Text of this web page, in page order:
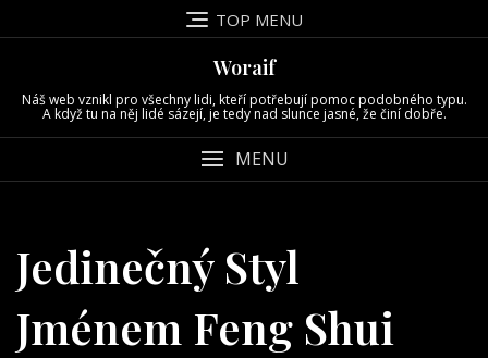
to
TOP MENU
Woraif
Náš web vznikl pro všechny lidi, kteří potřebují pomoc podobného typu.
A když tu na něj lidé sázejí, je tedy nad slunce jasné, že činí dobře.
MENU
Jedinečný Styl
Jménem Feng Shui